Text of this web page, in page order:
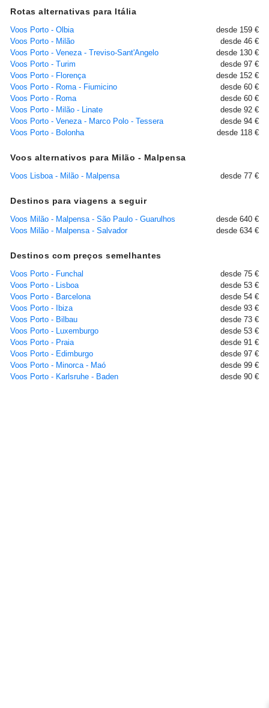
Rotas alternativas para Itália
Voos Porto - Olbia
desde 159 €
Voos Porto - Milão
desde 46 €
Voos Porto - Veneza - Treviso-Sant'Angelo
desde 130 €
Voos Porto - Turim
desde 97 €
Voos Porto - Florença
desde 152 €
Voos Porto - Roma - Fiumicino
desde 60 €
Voos Porto - Roma
desde 60 €
Voos Porto - Milão - Linate
desde 92 €
Voos Porto - Veneza - Marco Polo - Tessera
desde 94 €
Voos Porto - Bolonha
desde 118 €
Voos alternativos para Milão - Malpensa
Voos Lisboa - Milão - Malpensa desde 77 €
Destinos para viagens a seguir
Voos Milão - Malpensa - São Paulo - Guarulhos
desde 640 €
Voos Milão - Malpensa - Salvador
desde 634 €
Destinos com preços semelhantes
Voos Porto - Funchal
desde 75 €
Voos Porto - Lisboa
desde 53 €
Voos Porto - Barcelona
desde 54 €
Voos Porto - Ibiza
desde 93 €
Voos Porto - Bilbau
desde 73 €
Voos Porto - Luxemburgo
desde 53 €
Voos Porto - Praia
desde 91 €
Voos Porto - Edimburgo
desde 97 €
Voos Porto - Minorca - Maó
desde 99 €
Voos Porto - Karlsruhe - Baden
desde 90 €